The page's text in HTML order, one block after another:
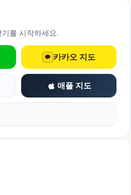
를 시작하세요.
카카오 지도
애플 지도